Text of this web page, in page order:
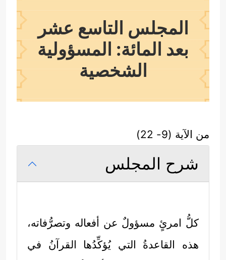
المجلس التاسع عشر
بعد المائة: المسؤولية
الشخصية
من الآية (9- 22)
شرح المجلس
كلُّ امرئٍ مسؤولٌ عن أفعاله وتصرُّفاته،
هذه القاعدةُ التي يُؤكِّدُها القرآنُ في